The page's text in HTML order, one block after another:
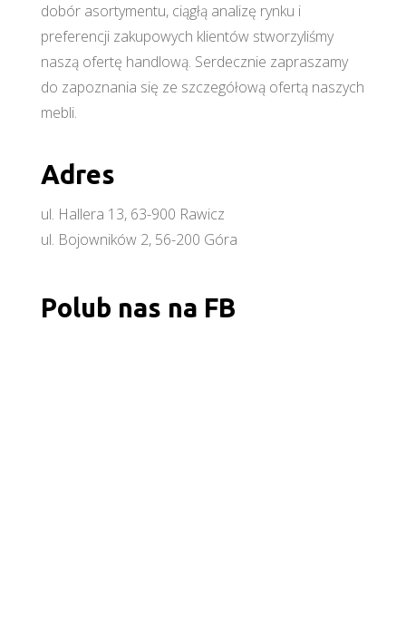
dobór asortymentu, ciągłą analizę rynku i
preferencji zakupowych klientów stworzyliśmy
naszą ofertę handlową. Serdecznie zapraszamy
do zapoznania się ze szczegółową ofertą naszych
mebli.
Adres
ul. Hallera 13, 63-900 Rawicz
ul. Bojowników 2, 56-200 Góra
Polub nas na FB